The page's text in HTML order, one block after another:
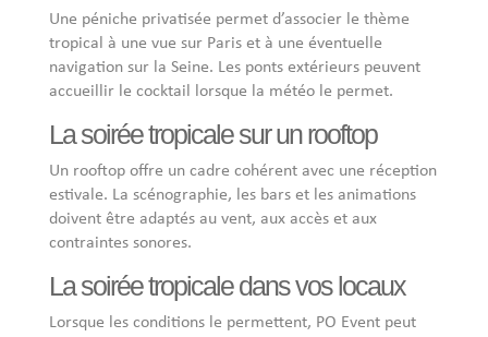
Une péniche privatisée permet d’associer le thème
tropical à une vue sur Paris et à une éventuelle
navigation sur la Seine. Les ponts extérieurs peuvent
accueillir le cocktail lorsque la météo le permet.
La soirée tropicale sur un rooftop
Un rooftop offre un cadre cohérent avec une réception
estivale. La scénographie, les bars et les animations
doivent être adaptés au vent, aux accès et aux
contraintes sonores.
La soirée tropicale dans vos locaux
Lorsque les conditions le permettent, PO Event peut